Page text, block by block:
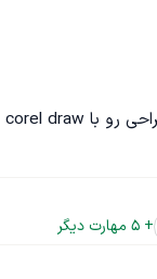
+
5 مهارت دیگر